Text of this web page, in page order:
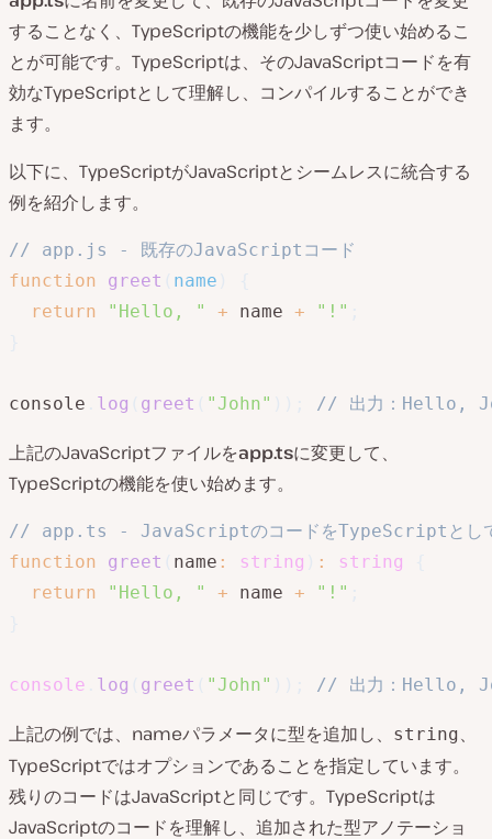
することなく、TypeScriptの機能を少しずつ使い始めるこ
とが可能です。TypeScriptは、そのJavaScriptコードを有
効なTypeScriptとして理解し、コンパイルすることができ
ます。
以下に、TypeScriptがJavaScriptとシームレスに統合する
例を紹介します。
// app.js - 既存のJavaScriptコード
function
greet name
return
"Hello, " + name + "!"
console log greet "John" // 出力：Hello,
上記のJavaScriptファイルをapp.tsに変更して、
TypeScriptの機能を使い始めます。
// app.ts - JavaScriptのコードをTypeScriptとし
function
greet name : string : string
return
"Hello, " + name + "!"
console log greet "John" // 出力：Hello,
上記の例では、nameパラメータに型を追加し、 string、
TypeScriptではオプションであることを指定しています。
残りのコードはJavaScriptと同じです。TypeScriptは
JavaScriptのコードを理解し、追加された型アノテーショ